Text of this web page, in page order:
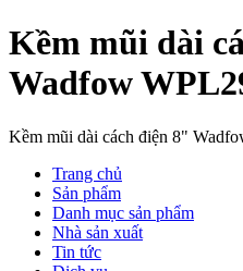
Kềm mũi dài
Wadfow
Kềm mũi dài cách điện 8"
Trang chủ
Sản phẩm
Danh mục sản phẩm
Nhà sản xuất
Tin tức